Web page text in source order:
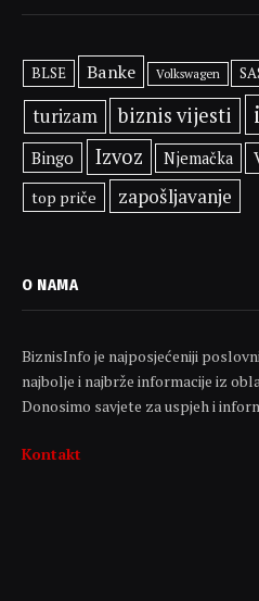
BLSE Banke Volkswagen
turizam biznis vijesti
Bingo Izvoz Njemačka
top priče zapošljavanje
O NAMA
BiznisInfo je najposjećeniji
najbolje i najbrže informacije iz
Donosimo savjete za uspjeh i
Kontakt